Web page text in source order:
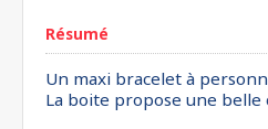
Résumé
Un maxi bracelet à
La boite propose une belle